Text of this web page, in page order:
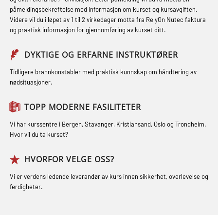
Førstehjelp – repetisjon (OFA102)
Førstehjelp grunnkurs (OFABLE101)
GOC sertifikat grunnleggende
(GMDSS) (MRC101)
GOC sertifikat repetisjon (GMDSS)
(MRC102)
GSK Sikkerhetskurs offshore for
oljearbeidere (OBS1055)
GWO: BST – Offshore (Blended with
(RBSBLE018)
og med.behandling (MBS134)
STCW Kombi Oppdatering Offiserer
og Medisinsk Behandling med
Webinar (MBS1341)
STCW Oppdatering for offiserer 24 t
(MBS114)
STCW Medisinsk førstehjelp (MFA1081)
STCW Medisinsk førstehjelp
oppdatering (MBSBLE025)
STCW Oppdatering Medisinsk
Påbygging fra Offshore Norge til
Røykdykking industrivern –
repetisjon (LFI105)
Sikkerhetskurs for ansatte på
oppdrettsanlegg (LBS100)
Ulykkesgransking – Webinar (LSP103)
(LFI100)
påmeldingsbekreftelse med informasjon om kurset og kursavgiften.
Videre vil du i løpet av 1 til 2 virkedager motta fra RelyOn Nutec faktura
og praktisk informasjon for gjennomføring av kurset ditt.
DYKTIGE OG ERFARNE INSTRUKTØRER
Tidligere brannkonstabler med praktisk kunnskap om håndtering av
nødsituasjoner.
TOPP MODERNE FASILITETER
Vi har kurssentre i Bergen, Stavanger, Kristiansand, Oslo og Trondheim.
Hvor vil du ta kurset?
HVORFOR VELGE OSS?
Vi er verdens ledende leverandør av kurs innen sikkerhet, overlevelse og
ferdigheter.